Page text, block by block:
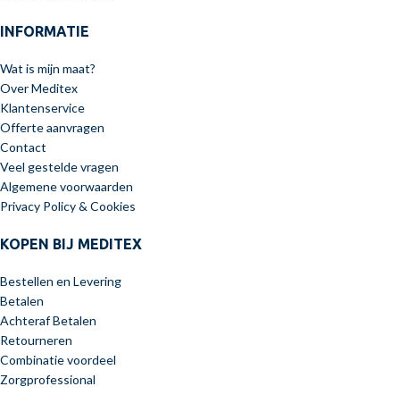
INFORMATIE
Wat is mijn maat?
Over Meditex
Klantenservice
Offerte aanvragen
Contact
Veel gestelde vragen
Algemene voorwaarden
Privacy Policy & Cookies
KOPEN BIJ MEDITEX
Bestellen en Levering
Betalen
Achteraf Betalen
Retourneren
Combinatie voordeel
Zorgprofessional